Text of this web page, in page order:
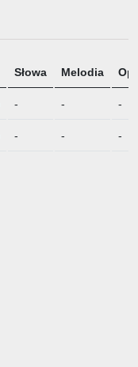
Słowa Melodia
- - -
- - -